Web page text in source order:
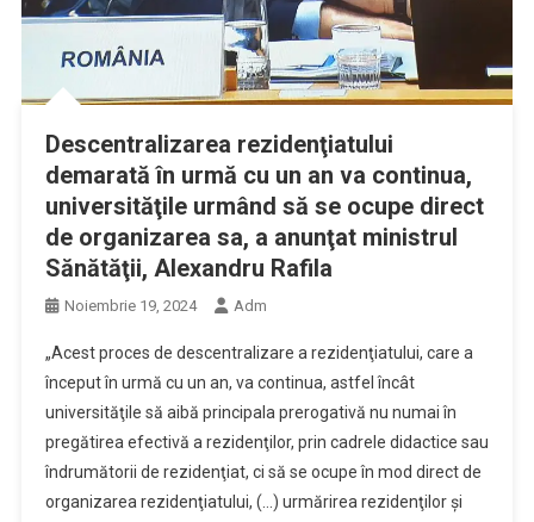
Descentralizarea rezidenţiatului
demarată în urmă cu un an va continua,
universităţile urmând să se ocupe direct
de organizarea sa, a anunţat ministrul
Sănătăţii, Alexandru Rafila
Noiembrie 19, 2024 Adm
„Acest proces de descentralizare a rezidenţiatului, care a
început în urmă cu un an, va continua, astfel încât
universităţile să aibă principala prerogativă nu numai în
pregătirea efectivă a rezidenţilor, prin cadrele didactice sau
îndrumătorii de rezidenţiat, ci să se ocupe în mod direct de
organizarea rezidenţiatului, (…) urmărirea rezidenţilor şi